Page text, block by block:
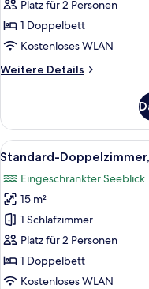
Doppelzimmer
anzeigen
Platz für 2 Personen
1 Doppelbett
Kostenloses WLAN
Weitere Details
Weitere
Doppelzimmer
Alle
Fotos
für
Standard-
Doppelzimmer,
eingeschränkter
Seeblick
anzeigen
11
Standard-
Eingeschränkter Seeblick
15 m²
1 Schlafzimmer
Platz für 2 Personen
1 Doppelbett
Kostenloses WLAN